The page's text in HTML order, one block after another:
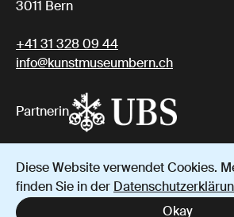
Diese Website verwendet Cookies.
finden Sie in der
Okay
3011 Bern
+41 31 328 09 44
info@kunstmuseumbern.ch
Partnerin
Instagram
YouTube
Facebook